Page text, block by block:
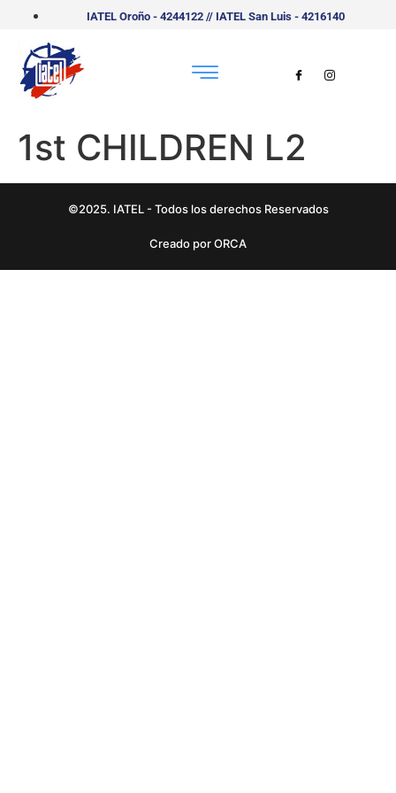
IATEL Oroño - 4244122 // IATEL San Luis - 4216140
1st CHILDREN L2
©2025. IATEL - Todos los derechos Reservados
Creado por ORCA